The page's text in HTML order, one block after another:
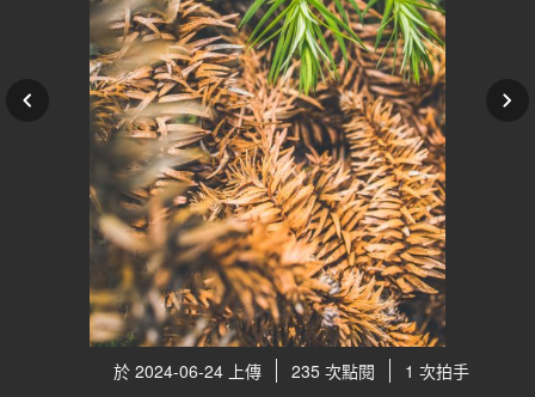
於 2024-06-24 上傳 235 次點閱 1 次拍手